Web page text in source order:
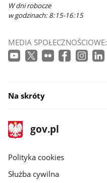
W dni robocze
w godzinach: 8:15-16:15
MEDIA SPOŁECZNOŚCIOWE:
Na skróty
stopka
gov.pl
Strona
gov.pl
gov.pl
Polityka cookies
Służba cywilna